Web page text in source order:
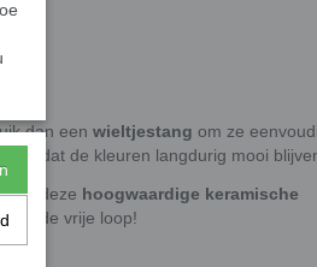
dan een wieltjestang om ze
dat de kleuren langdurig mooi
met deze hoogwaardige keramische
de vrije loop!